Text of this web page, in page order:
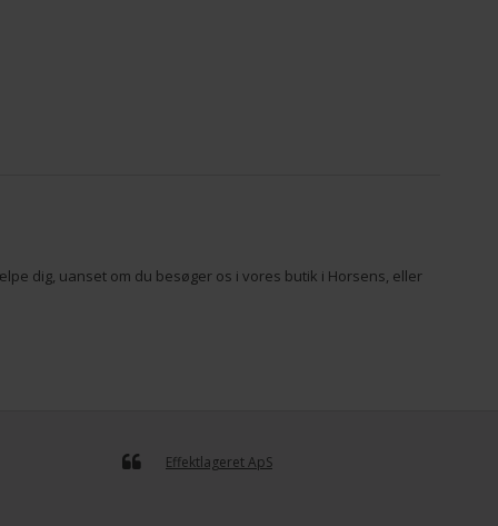
dig, uanset om du besøger os i vores butik i Horsens, eller
Effektlageret ApS